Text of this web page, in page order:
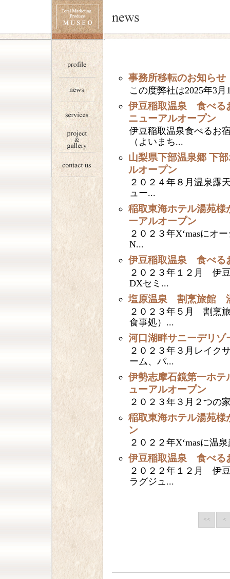
事務所移転のお知らせ
この度弊社は2025年3
伊豆稲取温泉 食べる
ニューアルオープン
伊豆稲取温泉食べるお
（よいまち...
山梨県下部温泉郷 下
ルオープン
２０２４年８月温泉露
ュー...
稲取東海ホテル湯苑様
ーアルオープン
２０２３年X‘masにオ
N...
伊豆稲取温泉 食べる
２０２３年１２月 伊
DXセミ...
塩原温泉 割烹旅館
２０２３年５月 割烹
食事処）...
河口湖畔サニーデリゾ
２０２３年３月レイク
ーム、パ...
伊勢志摩石鏡第一ホテ
ューアルオープン
２０２３年３月２つの
稲取東海ホテル湯苑様
ン
２０２２年X‘masに温
伊豆稲取温泉 食べる
２０２２年１２月 伊
ラグジュ...
<< <